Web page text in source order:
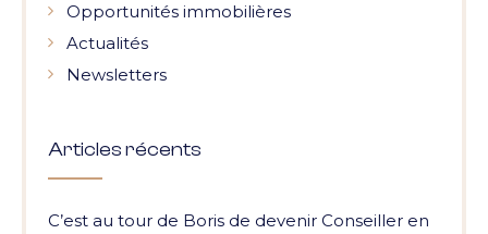
Opportunités immobilières
Actualités
Newsletters
Articles récents
C’est au tour de Boris de devenir Conseiller en